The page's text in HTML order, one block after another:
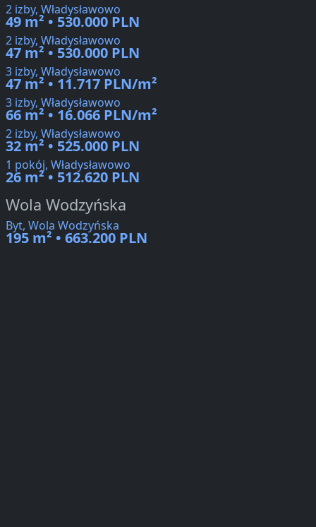
2 izby, Władysławowo
49 m² • 530.000 PLN
2 izby, Władysławowo
47 m² • 530.000 PLN
3 izby, Władysławowo
47 m² • 11.717 PLN/m²
3 izby, Władysławowo
66 m² • 16.066 PLN/m²
2 izby, Władysławowo
32 m² • 525.000 PLN
1 pokój, Władysławowo
26 m² • 512.620 PLN
Wola Wodzyńska
Byt, Wola Wodzyńska
195 m² • 663.200 PLN